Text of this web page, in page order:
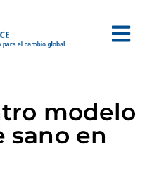
modelo
sano en